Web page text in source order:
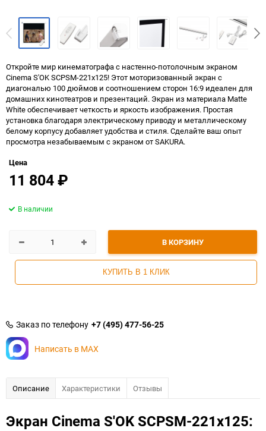
Откройте мир кинематографа с настенно-потолочным экраном
Cinema S'OK SCPSM-221x125! Этот моторизованный экран с
диагональю 100 дюймов и соотношением сторон 16:9 идеален для
домашних кинотеатров и презентаций. Экран из материала Matte
White обеспечивает четкость и яркость изображения. Простая
установка благодаря электрическому приводу и металлическому
белому корпусу добавляет удобства и стиля. Сделайте ваш опыт
просмотра незабываемым с экраном от SAKURA.
Цена
11 804₽
В КОРЗИНУ
КУПИТЬ В 1 КЛИК
В наличии
Заказ по телефону +7 (495) 477-56-25
Написать в MAX
Описание Характеристики Отзывы
Экран Cinema S'OK SCPSM-221x125: